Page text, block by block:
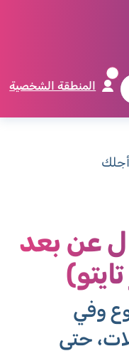
المنطقة الشخصية
عن بعد
وفي
حتى